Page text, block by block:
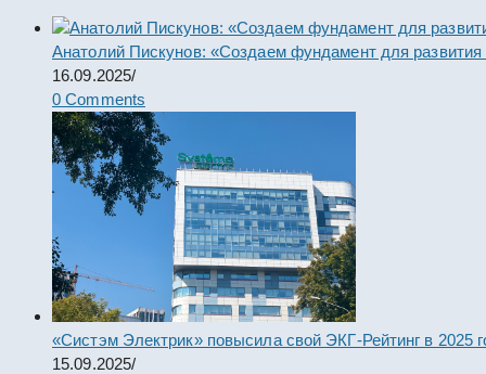
Анатолий Пискунов: «Создаем фундамент для развития
16.09.2025/
0 Comments
«Систэм Электрик» повысила свой ЭКГ-Рейтинг в 2025
15.09.2025/